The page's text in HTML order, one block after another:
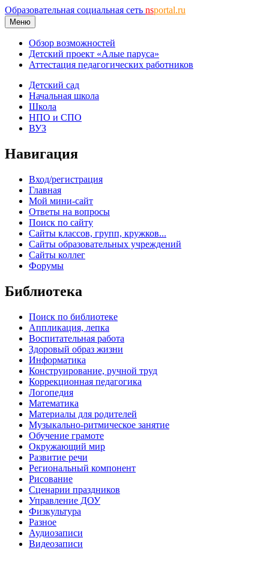
Образовательная социальная сеть nsportal.ru
Меню
Обзор возможностей
Детский проект «Алые паруса»
Аттестация педагогических работников
Детский сад
Начальная школа
Школа
НПО и СПО
ВУЗ
Навигация
Вход/регистрация
Главная
Мой мини-сайт
Ответы на вопросы
Поиск по сайту
Сайты классов, групп, кружков...
Сайты образовательных учреждений
Сайты коллег
Форумы
Библиотека
Поиск по библиотеке
Аппликация, лепка
Воспитательная работа
Здоровый образ жизни
Информатика
Конструирование, ручной труд
Коррекционная педагогика
Логопедия
Математика
Материалы для родителей
Музыкально-ритмическое занятие
Обучение грамоте
Окружающий мир
Развитие речи
Региональный компонент
Рисование
Сценарии праздников
Управление ДОУ
Физкультура
Разное
Аудиозаписи
Видеозаписи